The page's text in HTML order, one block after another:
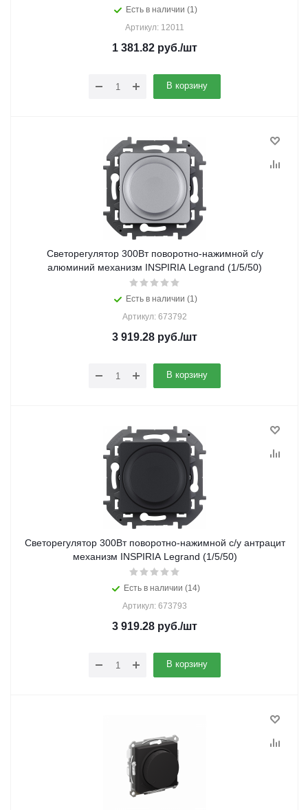
Есть в наличии (1)
Артикул: 12011
1 381.82 руб./шт
В корзину
Светорегулятор 300Вт поворотно-нажимной с/у
алюминий механизм INSPIRIA Legrand (1/5/50)
Есть в наличии (1)
Артикул: 673792
3 919.28 руб./шт
В корзину
Светорегулятор 300Вт поворотно-нажимной с/у антрацит
механизм INSPIRIA Legrand (1/5/50)
Есть в наличии (14)
Артикул: 673793
3 919.28 руб./шт
В корзину